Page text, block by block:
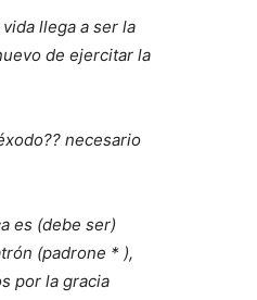
llega a ser la
de ejercitar la
necesario
es (debe ser)
(padrone * ),
por la gracia